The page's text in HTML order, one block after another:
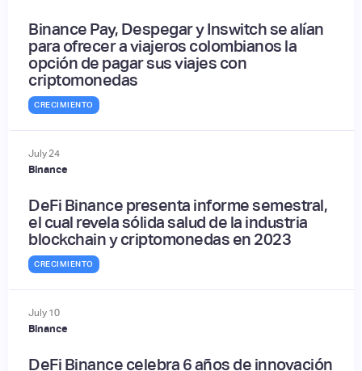
Binance Pay, Despegar y Inswitch se alían
para ofrecer a viajeros colombianos la
opción de pagar sus viajes con
criptomonedas
CRECIMIENTO
July24
Binance
DeFi Binance presenta informe semestral,
el cual revela sólida salud de la industria
blockchain y criptomonedas en 2023
CRECIMIENTO
July 10
Binance
DeFi Binance celebra 6 años de innovación